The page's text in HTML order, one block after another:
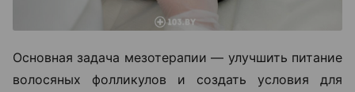
Основная задача мезотерапии — улучшить питание
волосяных фолликулов и создать условия для